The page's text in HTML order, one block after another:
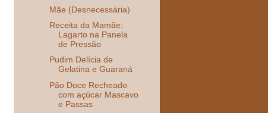
Mãe (Desnecessária)
Receita da Mamãe:
Lagarto na Panela
de Pressão
Pudim Delícia de
Gelatina e Guaraná
Pão Doce Recheado
com açúcar Mascavo
e Passas